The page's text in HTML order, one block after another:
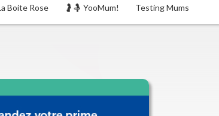
Boite Rose 🤰🤱 YooMum! Testing Mums